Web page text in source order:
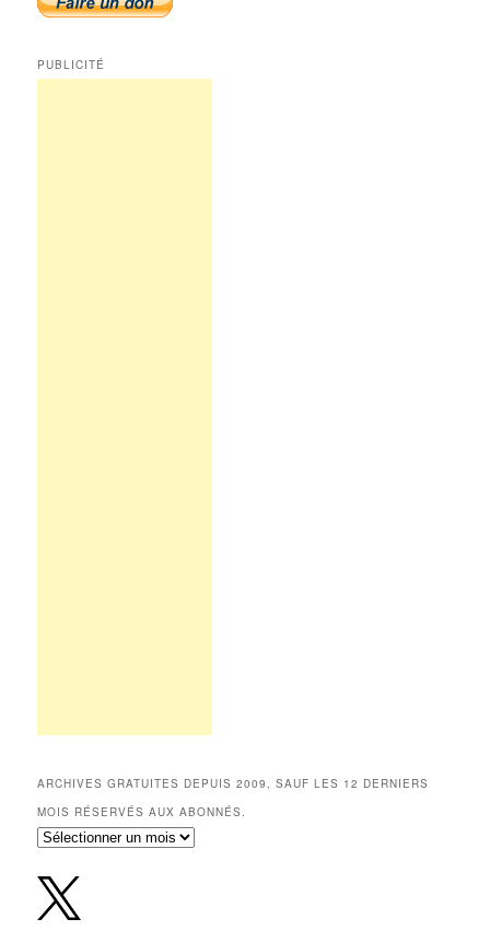
PUBLICITÉ
ARCHIVES GRATUITES DEPUIS 2009, SAUF LES 12 DERNIERS
MOIS RÉSERVÉS AUX ABONNÉS.
Archives
depuis
2009,
sauf